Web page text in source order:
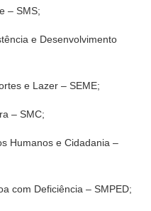
– SMS;
e Desenvolvimento
e Lazer – SEME;
– SMC;
Humanos e Cidadania –
com Deficiência – SMPED;